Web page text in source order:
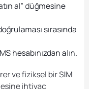
al” düğmesine
sırasında
hesabınızdan alın.
ve fiziksel bir SIM
ihtiyaç